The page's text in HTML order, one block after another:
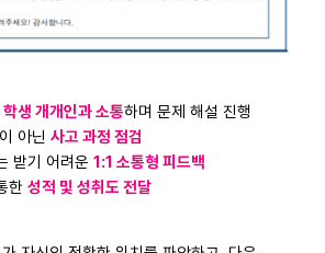
학생 개개인과 소통하며 문제 해설 진행
아닌 사고 과정 점검
받기 어려운 1:1 소통형 피드백
한 성적 및 성취도 전달